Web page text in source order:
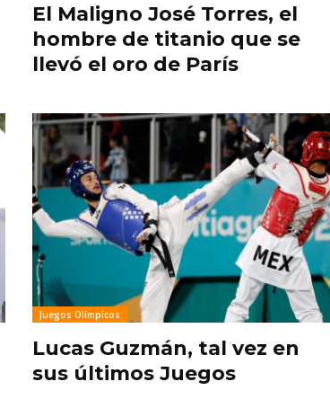
El Maligno José Torres, el
hombre de titanio que se
llevó el oro de París
Juegos Olímpicos
Lucas Guzmán, tal vez en
sus últimos Juegos